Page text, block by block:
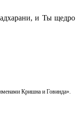
и Ты щедро
Кришна и Говинда».